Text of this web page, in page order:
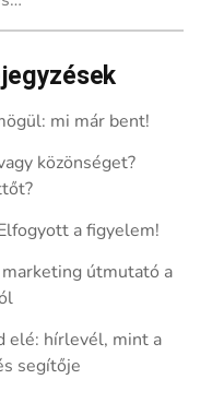
mi már bent!
közönséget?
a figyelem!
útmutató a
elé: hírlevél, mint a
segítője